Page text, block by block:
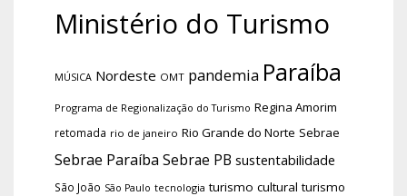
Ministério do Turismo
MÚSICA Nordeste OMT pandemia Paraíba
Programa de Regionalização do Turismo Regina Amorim
retomada rio de janeiro Rio Grande do Norte Sebrae
Sebrae Paraíba Sebrae PB sustentabilidade
São João São Paulo tecnologia turismo cultural turismo